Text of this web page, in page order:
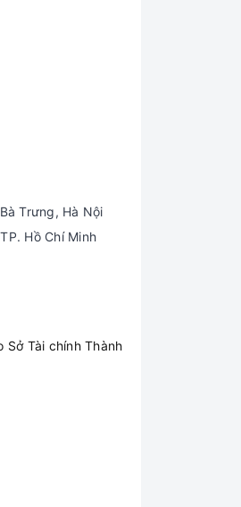
cầu làm việc
nền IPS Matte
hay so với
văn phòng và cả
thoải mái cho
Trưng, Hà Nội
Hồ Chí Minh
Sở Tài chính Thành